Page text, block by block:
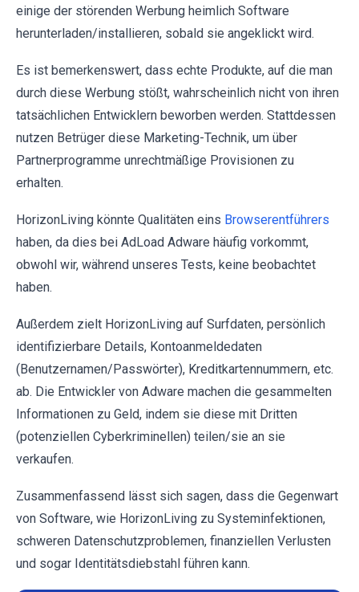
einige der störenden Werbung heimlich Software
herunterladen/installieren, sobald sie angeklickt wird.
Es ist bemerkenswert, dass echte Produkte, auf die man
durch diese Werbung stößt, wahrscheinlich nicht von ihren
tatsächlichen Entwicklern beworben werden. Stattdessen
nutzen Betrüger diese Marketing-Technik, um über
Partnerprogramme unrechtmäßige Provisionen zu
erhalten.
HorizonLiving könnte Qualitäten eins Browserentführers
haben, da dies bei AdLoad Adware häufig vorkommt,
obwohl wir, während unseres Tests, keine beobachtet
haben.
Außerdem zielt HorizonLiving auf Surfdaten, persönlich
identifizierbare Details, Kontoanmeldedaten
(Benutzernamen/Passwörter), Kreditkartennummern, etc.
ab. Die Entwickler von Adware machen die gesammelten
Informationen zu Geld, indem sie diese mit Dritten
(potenziellen Cyberkriminellen) teilen/sie an sie
verkaufen.
Zusammenfassend lässt sich sagen, dass die Gegenwart
von Software, wie HorizonLiving zu Systeminfektionen,
schweren Datenschutzproblemen, finanziellen Verlusten
und sogar Identitätsdiebstahl führen kann.